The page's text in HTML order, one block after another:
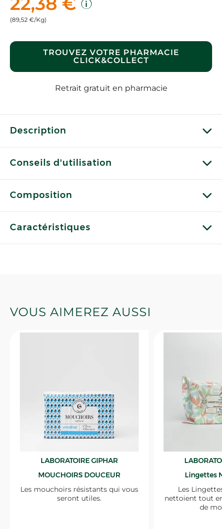
(89,52 €/Kg)
TROUVEZ VOTRE PHARMACIE
CLICK&COLLECT
Retrait gratuit en pharmacie
Description
Conseils d'utilisation
Composition
Caractéristiques
VOUS AIMEREZ AUSSI
LABORATOIRE GIPHAR
MOUCHOIRS DOUCEUR
Les mouchoirs résistants qui vous
seront utiles.
Lingettes
Les
nettoient tout
de